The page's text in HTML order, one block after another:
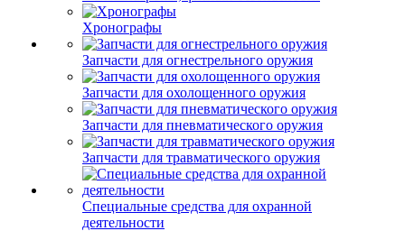
Хронографы
Запчасти для огнестрельного оружия
Запчасти для охолощенного оружия
Запчасти для пневматического оружия
Запчасти для травматического оружия
Специальные средства для охранной
деятельности